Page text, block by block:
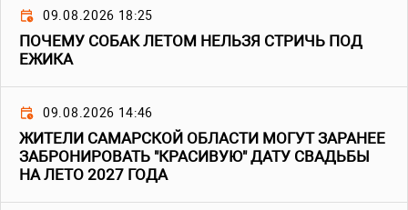
09.08.2026 18:25
ПОЧЕМУ СОБАК ЛЕТОМ НЕЛЬЗЯ СТРИЧЬ ПОД
ЕЖИКА
09.08.2026 14:46
ЖИТЕЛИ САМАРСКОЙ ОБЛАСТИ МОГУТ ЗАРАНЕЕ
ЗАБРОНИРОВАТЬ "КРАСИВУЮ" ДАТУ СВАДЬБЫ
НА ЛЕТО 2027 ГОДА